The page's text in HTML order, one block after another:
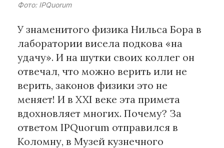
Искусство
Реклама и маркетинг
Архитектура и урбанистика
Наука и технологии
Медиа
Образование
Издательское дело
Музыка
Музеи
Фото: IPQuorum
У знаменитого физика Нильса Бора в
лаборатории висела подкова «на
удачу». И на шутки своих коллег он
отвечал, что можно верить или не
верить, законов физики это не
меняет! И в XXI веке эта примета
вдохновляет многих. Почему? За
ответом IPQuorum отправился в
Коломну, в Музей кузнечного